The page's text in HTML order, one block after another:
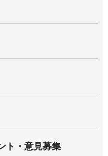
ト・意見募集